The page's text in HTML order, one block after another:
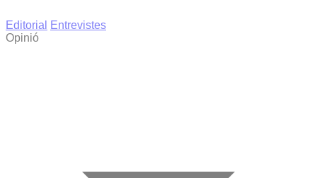
Editorial
Entrevistes
Opinió